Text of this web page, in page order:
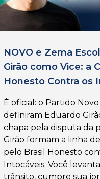
NOVO e Zema
Girão como Vice: a
Honesto Contra os
É oficial: o Partido
definiram Eduardo
chapa pela disputa da
Girão formam a linha
pelo Brasil Honesto
Intocáveis. Você
trânsito, cumpre sua